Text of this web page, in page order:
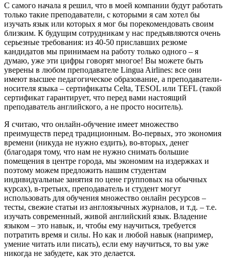
С самого начала я решил, что в моей компании будут работать
только такие преподаватели, с которыми я сам хотел бы
изучать язык или которых я мог бы порекомендовать своим
близким. К будущим сотрудникам у нас предъявляются очень
серьезные требования: из 40-50 приславших резюме
кандидатов мы принимаем на работу только одного – я
думаю, уже эти цифры говорят многое! Вы можете быть
уверены в любом преподавателе Lingua Airlines: все они
имеют высшее педагогическое образование, а преподаватели-
носителя языка – сертификаты Celta, TESOL или TEFL (такой
сертификат гарантирует, что перед вами настоящий
преподаватель английского, а не просто носитель).
Я считаю, что онлайн-обучение имеет множество
преимуществ перед традиционным. Во-первых, это экономия
времени (никуда не нужно ездить), во-вторых, денег
(благодаря тому, что нам не нужно снимать большие
помещения в центре города, мы экономим на издержках и
поэтому можем предложить нашим студентам
индивидуальные занятия по цене групповых на обычных
курсах), в-третьих, преподаватель и студент могут
использовать для обучения множество онлайн ресурсов –
тесты, свежие статьи из англоязычных журналов, и т.д. – т.е.
изучать современный, живой английский язык. Владение
языком – это навык, и, чтобы ему научиться, требуется
потратить время и силы. Но как и любой навык (например,
умение читать или писать), если ему научиться, то вы уже
никогда не забудете, как это делается.